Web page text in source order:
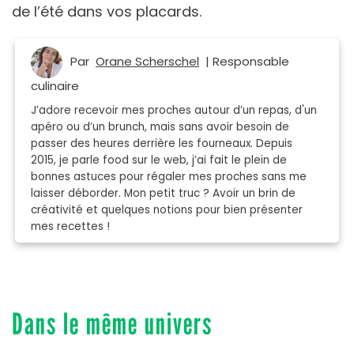
de l’été dans vos placards.
Par Orane Scherschel | Responsable
culinaire
J’adore recevoir mes proches autour d’un repas, d'un
apéro ou d’un brunch, mais sans avoir besoin de
passer des heures derrière les fourneaux. Depuis
2015, je parle food sur le web, j’ai fait le plein de
bonnes astuces pour régaler mes proches sans me
laisser déborder. Mon petit truc ? Avoir un brin de
créativité et quelques notions pour bien présenter
mes recettes !
Dans le même univers